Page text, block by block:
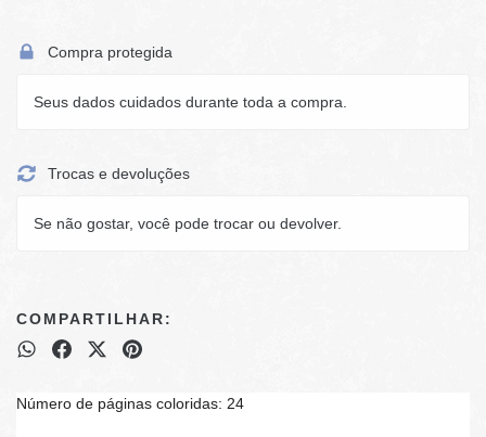
Compra protegida
Seus dados cuidados durante toda a compra.
Trocas e devoluções
Se não gostar, você pode trocar ou devolver.
COMPARTILHAR:
Número de páginas coloridas: 24